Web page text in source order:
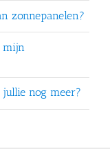
zonnepanelen?
mijn
nog meer?